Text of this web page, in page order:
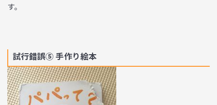
す。
試行錯誤⑤ 手作り絵本